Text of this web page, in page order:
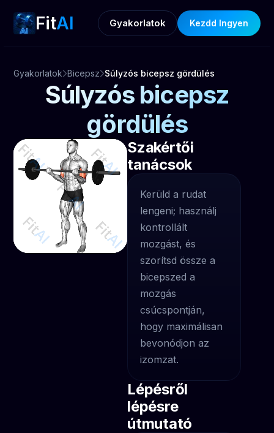
FitAI Gyakorlatok Kezdd Ingyen
Gyakorlatok Bicepsz Súlyzós bicepsz gördülés
Súlyzós bicepsz
gördülés
Szakértői
tanácsok
Kerüld a rudat
lengeni; használj
kontrollált
mozgást, és
szorítsd össze a
bicepszed a
mozgás
csúcspontján,
hogy maximálisan
bevonódjon az
izomzat.
Lépésről
lépésre
útmutató